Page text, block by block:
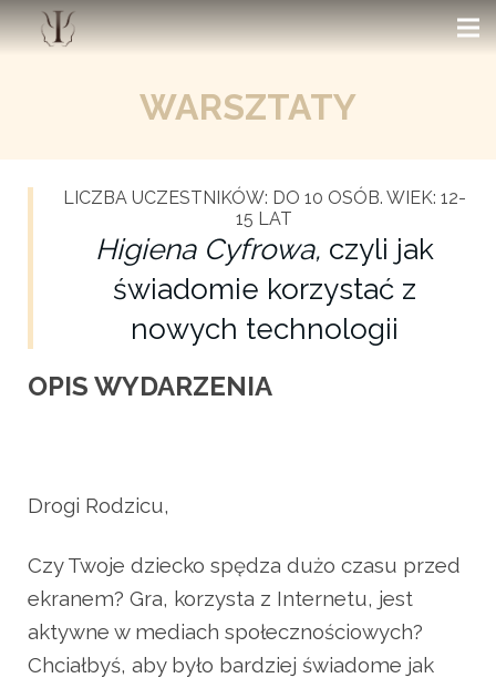
WARSZTATY
LICZBA UCZESTNIKÓW: DO 10 OSÓB. WIEK: 12-
15 LAT
Higiena Cyfrowa, czyli jak
świadomie korzystać z
nowych technologii
OPIS WYDARZENIA
Drogi Rodzicu,
Czy Twoje dziecko spędza dużo czasu przed
ekranem? Gra, korzysta z Internetu, jest
aktywne w mediach społecznościowych?
Chciałbyś, aby było bardziej świadome jak